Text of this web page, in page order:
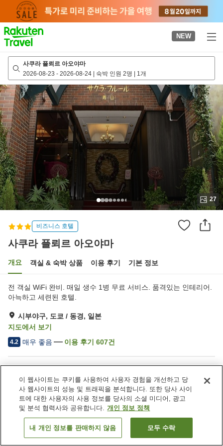
page
NEW
사쿠라 플뢰르 아오야마
2026-08-23 - 2026-08-24 | 숙박 인원 2명 | 1개
27
비즈니스 호텔
사쿠라 플뢰르 아오야마
개요 객실 & 숙박 상품 이용 후기 기본 정보
전 객실 WiFi 완비. 매일 생수 1병 무료 서비스. 품격있는 인테리어.
아늑하고 세련된 호텔.
시부야구, 도쿄 / 동경, 일본
지도에서 보기
4.2 매우 좋음 이용 후기 607건
스파 / 미용실
택배
드라이클리닝
모닝콜 서비스
객실 보기
이 웹사이트는 쿠키를 사용하여 사용자 경험을 개선하고 당
사 웹사이트의 성능 및 트래픽을 분석합니다. 또한 당사 사이
트에 대한 사용자의 사용 정보를 당사의 소셜 미디어, 광고
및 분석 협력사와 공유합니다. 개인 정보 정책
내 개인 정보를 판매하지 않음 모두 수락